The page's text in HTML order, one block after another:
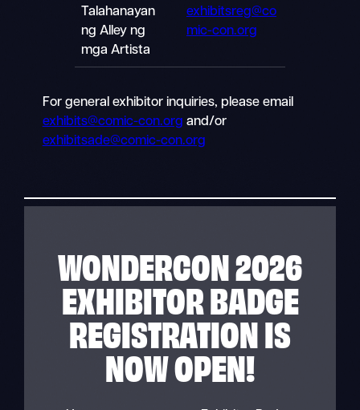
Talahanayan
ng Alley ng
mga Artista
exhibitsreg@co
mic-con.org
For general exhibitor inquiries, please email
exhibits@comic-con.org and/or
exhibitsade@comic-con.org
WONDERCON 2026
EXHIBITOR BADGE
REGISTRATION IS
NOW OPEN!